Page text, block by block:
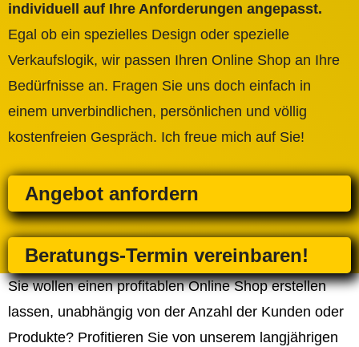
individuell auf Ihre Anforderungen angepasst.
Egal ob ein spezielles Design oder spezielle
Verkaufslogik, wir passen Ihren Online Shop an Ihre
Bedürfnisse an. Fragen Sie uns doch einfach in
einem unverbindlichen, persönlichen und völlig
kostenfreien Gespräch. Ich freue mich auf Sie!
Angebot anfordern
Beratungs-Termin vereinbaren!
Sie wollen einen profitablen Online Shop erstellen
lassen, unabhängig von der Anzahl der Kunden oder
Produkte? Profitieren Sie von unserem langjährigen